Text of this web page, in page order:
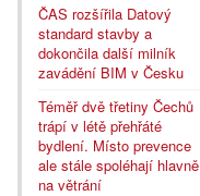
ČAS rozšířila Datový
standard stavby a
dokončila další milník
zavádění BIM v Česku
Téměř dvě třetiny Čechů
trápí v létě přehřáté
bydlení. Místo prevence
ale stále spoléhají hlavně
na větrání